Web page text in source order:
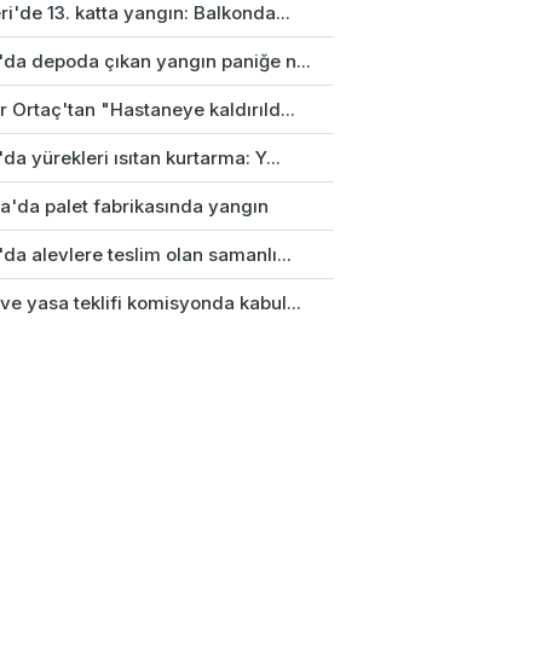
13. katta yangın: Balkonda...
depoda çıkan yangın paniğe n...
Ortaç'tan "Hastaneye kaldırıld...
yürekleri ısıtan kurtarma: Y...
palet fabrikasında yangın
alevlere teslim olan samanlı...
yasa teklifi komisyonda kabul...